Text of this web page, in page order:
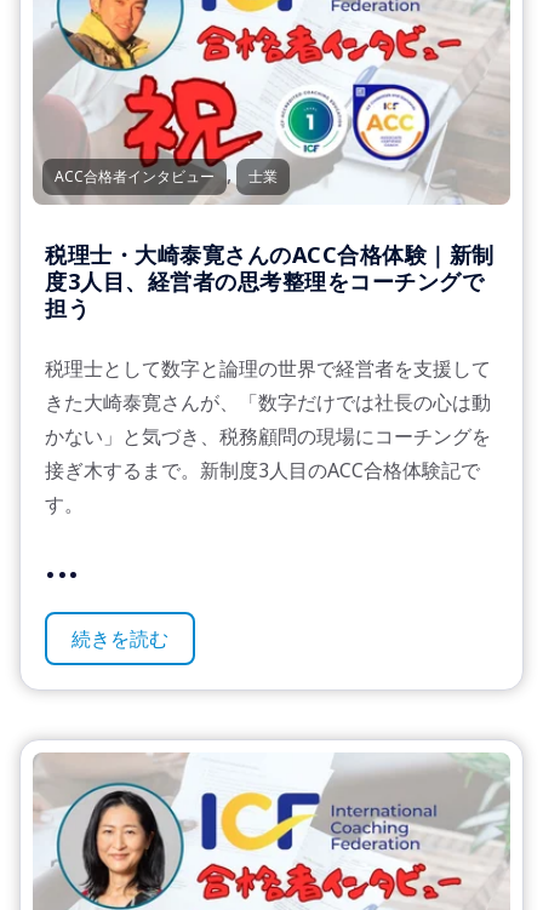
ACC合格者インタビュー , 士業
税理士・大崎泰寛さんのACC合格体験｜新制
度3人目、経営者の思考整理をコーチングで
担う
税理士として数字と論理の世界で経営者を支援して
きた大崎泰寛さんが、「数字だけでは社長の心は動
かない」と気づき、税務顧問の現場にコーチングを
接ぎ木するまで。新制度3人目のACC合格体験記で
す。
...
続きを読む